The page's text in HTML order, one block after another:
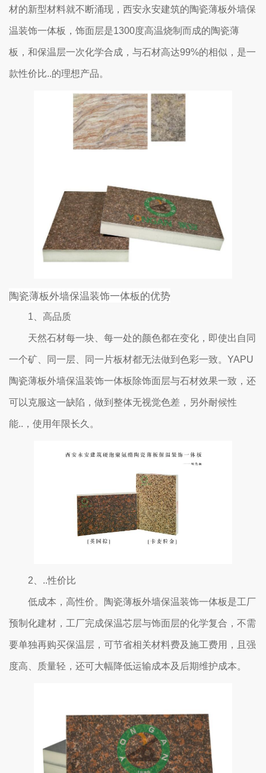
材的新型材料就不断涌现，西安永安建筑的陶瓷薄板外墙保
温装饰一体板，饰面层是1300度高温烧制而成的陶瓷薄
板，和保温层一次化学合成，与石材高达99%的相似，是一
款性价比..的理想产品。
陶瓷薄板外墙保温装饰一体板的优势
1、高品质
天然石材每一块、每一处的颜色都在变化，即使出自同
一个矿、同一层、同一片板材都无法做到色彩一致。YAPU
陶瓷薄板外墙保温装饰一体板除饰面层与石材效果一致，还
可以克服这一缺陷，做到整体无视觉色差，另外耐候性
能..，使用年限长久。
2、..性价比
低成本，高性价。陶瓷薄板外墙保温装饰一体板是工厂
预制化建材，工厂完成保温芯层与饰面层的化学复合，不需
要单独再购买保温层，可节省相关材料费及施工费用，且强
度高、质量轻，还可大幅降低运输成本及后期维护成本。